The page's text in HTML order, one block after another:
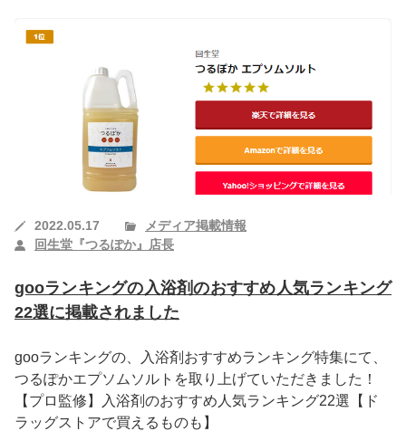
2022.05.17
メディア掲載情報
回生堂『つるぽか』店長
gooランキングの入浴剤のおすすめ人気ランキング
22選に掲載されました
gooランキングの、入浴剤おすすめランキング特集にて、
つるぽかエプソムソルトを取り上げていただきました！
【プロ監修】入浴剤のおすすめ人気ランキング22選【ド
ラッグストアで買えるものも】